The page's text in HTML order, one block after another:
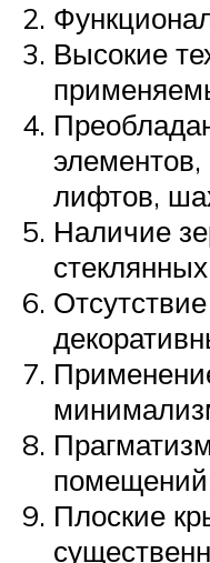
Высокие
лифтов,
Наличие
Плоские